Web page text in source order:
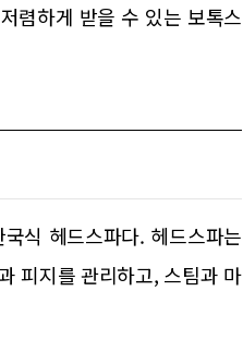
렴하게 받을 수 있는 보톡스
식 헤드스파다. 헤드스파는
피지를 관리하고, 스팀과 마